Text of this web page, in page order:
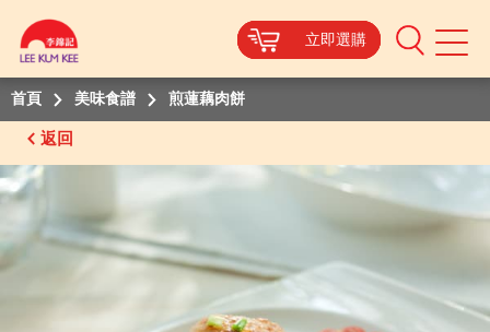
立即選購
Mobile
立即選購
立即選購
立即選購
首頁 美味食譜 煎蓮藕肉餅
返回